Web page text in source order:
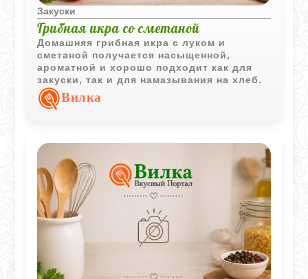
Закуски
Грибная икра со сметаной
Домашняя грибная икра с луком и
сметаной получается насыщенной,
ароматной и хорошо подходит как для
закуски, так и для намазывания на хлеб.
Вилка